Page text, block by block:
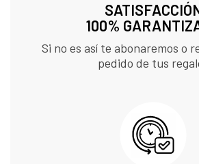
100%
Si no es así te abonaremos o
pedido de tus